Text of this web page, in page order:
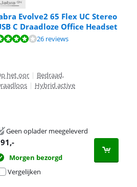
Evolve2 65 Flex UC Stereo
C Draadloze Office Headset
gebaseerd op 26 reviews.
26 reviews
het oor | Bedraad,
| Hybrid active
Geen oplader meegeleverd
,-
Morgen bezorgd
Vergelijken